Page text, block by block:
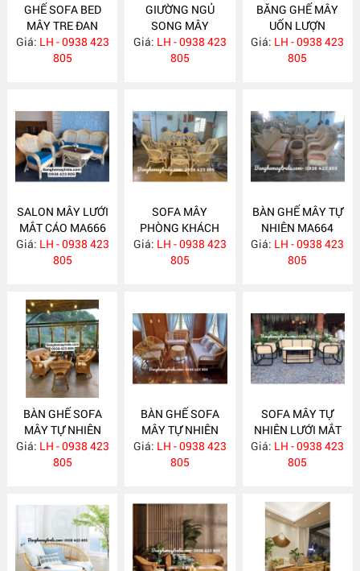
GHẾ SOFA BED
MÂY TRE ĐAN
MA671
Giá: LH - 0938 423
805
GIƯỜNG NGỦ
SONG MÂY
MA670
Giá: LH - 0938 423
805
BĂNG GHẾ MÂY
UỐN LƯỢN
MA667
Giá: LH - 0938 423
805
SALON MÂY LƯỚI
MẮT CÁO MA666
Giá: LH - 0938 423
805
SOFA MÂY
PHÒNG KHÁCH
MA665
Giá: LH - 0938 423
805
BÀN GHẾ MÂY TỰ
NHIÊN MA664
Giá: LH - 0938 423
805
BÀN GHẾ SOFA
MÂY TỰ NHIÊN
MA663
Giá: LH - 0938 423
805
BÀN GHẾ SOFA
MÂY TỰ NHIÊN
MA657
Giá: LH - 0938 423
805
SOFA MÂY TỰ
NHIÊN LƯỚI MẮT
CÁO MA656
Giá: LH - 0938 423
805